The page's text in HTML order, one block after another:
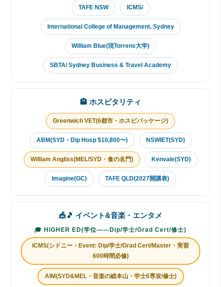
TAFE NSW ICMS/
International College of Management, Sydney
William Blue(現Torrens大学)
SBTA/ Sydney Business & Travel Academy
🏨 ホスピタリティ
Greenwich VET(6都市・ホスピパッケージ)
ABM(SYD・Dip Hosp $10,800〜) NSWIET(SYD)
William Angliss(MEL/SYD・食の名門) Kenvale(SYD)
Imagine(GC) TAFE QLD(2027開講表)
🎪🎵 イベント&音楽・エンタメ
🎓 HIGHER ED(学位——Dip/学士/Grad Cert/修士)
ICMS(シドニー・Event: Dip/学士/Grad Cert/Master・実習
600時間必修)
AIM(SYD&MEL・音楽の総本山・学士6専攻/修士)